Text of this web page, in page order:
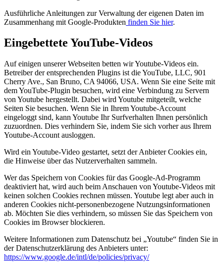
Ausführliche Anleitungen zur Verwaltung der eigenen Daten im
Zusammenhang mit Google-Produkten finden Sie hier.
Eingebettete YouTube-Videos
Auf einigen unserer Webseiten betten wir Youtube-Videos ein.
Betreiber der entsprechenden Plugins ist die YouTube, LLC, 901
Cherry Ave., San Bruno, CA 94066, USA. Wenn Sie eine Seite mit
dem YouTube-Plugin besuchen, wird eine Verbindung zu Servern
von Youtube hergestellt. Dabei wird Youtube mitgeteilt, welche
Seiten Sie besuchen. Wenn Sie in Ihrem Youtube-Account
eingeloggt sind, kann Youtube Ihr Surfverhalten Ihnen persönlich
zuzuordnen. Dies verhindern Sie, indem Sie sich vorher aus Ihrem
Youtube-Account ausloggen.
Wird ein Youtube-Video gestartet, setzt der Anbieter Cookies ein,
die Hinweise über das Nutzerverhalten sammeln.
Wer das Speichern von Cookies für das Google-Ad-Programm
deaktiviert hat, wird auch beim Anschauen von Youtube-Videos mit
keinen solchen Cookies rechnen müssen. Youtube legt aber auch in
anderen Cookies nicht-personenbezogene Nutzungsinformationen
ab. Möchten Sie dies verhindern, so müssen Sie das Speichern von
Cookies im Browser blockieren.
Weitere Informationen zum Datenschutz bei „Youtube“ finden Sie in
der Datenschutzerklärung des Anbieters unter:
https://www.google.de/intl/de/policies/privacy/